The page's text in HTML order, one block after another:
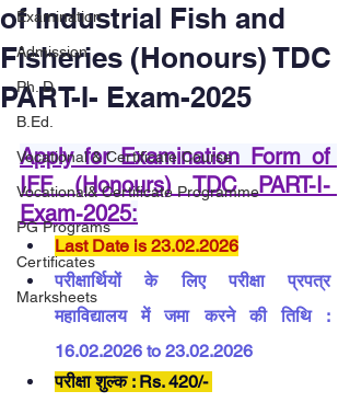
Examination
Admission
Ph. D.
B.Ed.
Vocational & Certificate Course
Vocational& Certificate Programme
PG Programs
Certificates
Marksheets
of Industrial Fish and
Fisheries (Honours) TDC
PART-I- Exam-2025
IFF (Honours) TDC PART-I-
Exam-2025:
Last Date is 23.02.2026
परीक्षार्थियों के लिए परीक्षा प्रपत्र
महाविद्यालय में जमा करने की तिथि :
16.02.2026 to 23.02.2026
परीक्षा शुल्क : Rs. 420/-